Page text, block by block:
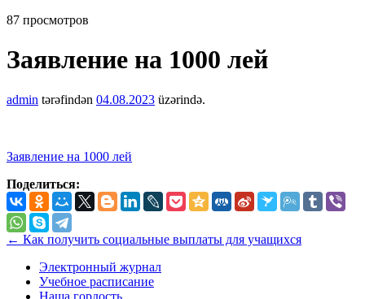
87 просмотров
Заявление на 1000 лей
admin tərəfindən 04.08.2023 üzərində.
Заявление на 1000 лей
Поделиться:
← Как получить социальные выплаты для учащихся
Электронный журнал
Учебное расписание
Наша гордость